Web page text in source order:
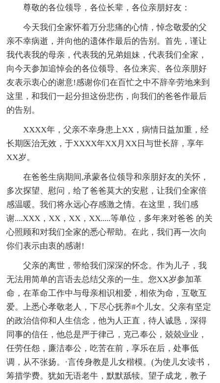
尊敬的各位领导，各位长辈，各位亲朋好友：
今天我们全家怀着万分悲痛的心情，悼念敬爱的父
亲不幸病逝，并向他的遗体作最后的告别。首先，谨让
我代表我的母亲，代表我的兄弟姐妹，代表我们全家，
向今天参加追悼会的各位领导、各位来宾、各位亲朋好
友表示衷心的谢意!感谢你们在百忙之中不辞辛劳地来到
这里，和我们一起分担这份悲伤，向我们的爸爸作最后
的告别。
XXXX年，父亲不幸身患上XX，病情日益加重，经
长期医治无效，于XXXX年XX月XX日与世长辞，享年
XX岁。
在爸爸生病期间,承蒙各位领导和亲朋好友的关怀，
多次探望、慰问，给了爸爸莫大的安慰，让我们全家倍
感温暖。我们将永远心存感激之情。在这里，我们感
谢....XXX，XX，XX，XX.....等单位，多年来对爸爸 的关
心照顾和对我们全家的悉心帮助。在此，我们再一次向
你们表示由衷的感谢!
父亲的离世，带给我们深深的怀念。作为儿子，我
无法用简单的言语去总结父亲的一生。您XX岁参加革
命，在革命工作中与母亲相识相爱，相依为命，互敬互
爱。上悉心孝敬老人，下尽心抚养#个儿女。父亲有坚定
的政治信仰和人生信念，他为人正直，待人诚恳，深得
同事的信任，他总是严于律己，克己奉公，兢兢业业，
任劳任怨，廉洁奉公，吃苦在前，享乐在后，处事低
调，从不张扬。·言传身教是儿女楷模。(为使儿女读书，
筹措学费。犹如无语老牛，默默舐犊。望子成龙，教子